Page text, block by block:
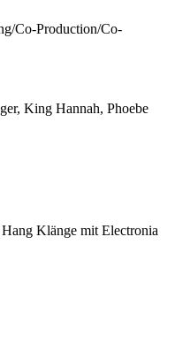
Co-Production/Co-
King Hannah, Phoebe
Klänge mit Electronia